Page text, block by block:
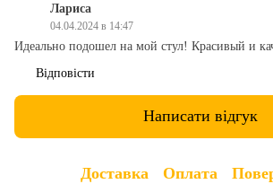
Лариса
04.04.2024 в 14:47
Идеально подошел на мой стул! Красивый и
Відповісти
Написати відгук
Доставка Оплата